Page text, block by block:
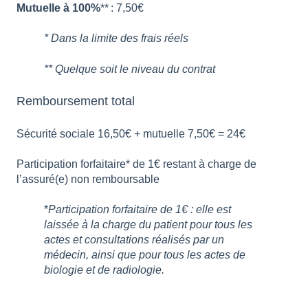
Mutuelle à 100%** : 7,50€
* Dans la limite des frais réels
** Quelque soit le niveau du contrat
Remboursement total
Sécurité sociale 16,50€ + mutuelle 7,50€ = 24€
Participation forfaitaire* de 1€ restant à charge de
l’assuré(e) non remboursable
*Participation forfaitaire de 1€ : elle est
laissée à la charge du patient pour tous les
actes et consultations réalisés par un
médecin, ainsi que pour tous les actes de
biologie et de radiologie.